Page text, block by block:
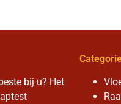
bij u? Het